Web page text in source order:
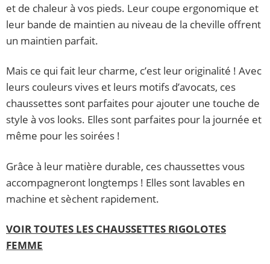
et de chaleur à vos pieds. Leur coupe ergonomique et
leur bande de maintien au niveau de la cheville offrent
un maintien parfait.
Mais ce qui fait leur charme, c’est leur originalité ! Avec
leurs couleurs vives et leurs motifs d’avocats, ces
chaussettes sont parfaites pour ajouter une touche de
style à vos looks. Elles sont parfaites pour la journée et
même pour les soirées !
Grâce à leur matière durable, ces chaussettes vous
accompagneront longtemps ! Elles sont lavables en
machine et sèchent rapidement.
VOIR TOUTES LES CHAUSSETTES RIGOLOTES
FEMME